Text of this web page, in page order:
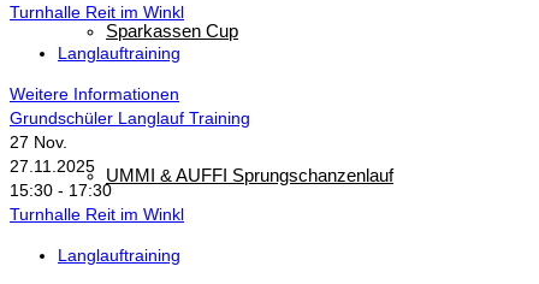
Sparkassen Cup
UMMI & AUFFI Sprungschanzenlauf
Turnhalle Reit im Winkl
Langlauftraining
Weitere Informationen
Grundschüler Langlauf Training
27 Nov.
27.11.2025
15:30 - 17:30
Turnhalle Reit im Winkl
Langlauftraining